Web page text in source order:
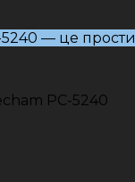
5240 — це
PC-5240